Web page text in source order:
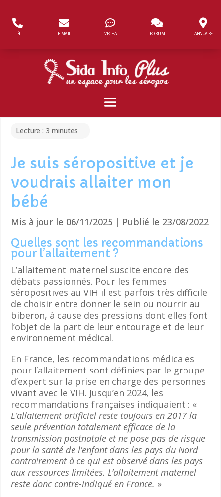
TÉL E-MAIL LIVECHAT FORUM ANNUAIRE
Lecture : 3 minutes
Je suis séropositive et je
voudrais allaiter mon
bébé
Mis à jour le 06/11/2025 | Publié le 23/08/2022
Quelles sont les recommandations
pour l’allaitement ?
L’allaitement maternel suscite encore des
débats passionnés. Pour les femmes
séropositives au VIH il est parfois très difficile
de choisir entre donner le sein ou nourrir au
biberon, à cause des pressions dont elles font
l’objet de la part de leur entourage et de leur
environnement médical.
En France, les recommandations médicales
pour l’allaitement sont définies par le groupe
d’expert sur la prise en charge des personnes
vivant avec le VIH. Jusqu’en 2024, les
recommandations françaises indiquaient : «
L’allaitement artificiel reste toujours en 2017 la
seule prévention totalement efficace de la
transmission postnatale et ne pose pas de risque
pour la santé de l’enfant dans les pays du Nord
contrairement à ce qui est observé dans les pays
aux ressources limitées. L’allaitement maternel
reste donc contre-indiqué en France. »